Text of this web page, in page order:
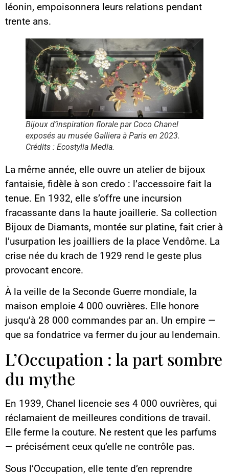
léonin, empoisonnera leurs relations pendant
trente ans.
Bijoux d’inspiration florale par Coco Chanel
exposés au musée Galliera à Paris en 2023.
Crédits : Ecostylia Media.
La même année, elle ouvre un atelier de bijoux
fantaisie, fidèle à son credo : l’accessoire fait la
tenue. En 1932, elle s’offre une incursion
fracassante dans la haute joaillerie. Sa collection
Bijoux de Diamants, montée sur platine, fait crier à
l’usurpation les joailliers de la place Vendôme. La
crise née du krach de 1929 rend le geste plus
provocant encore.
À la veille de la Seconde Guerre mondiale, la
maison emploie 4 000 ouvrières. Elle honore
jusqu’à 28 000 commandes par an. Un empire —
que sa fondatrice va fermer du jour au lendemain.
L’Occupation : la part sombre
du mythe
En 1939, Chanel licencie ses 4 000 ouvrières, qui
réclamaient de meilleures conditions de travail.
Elle ferme la couture. Ne restent que les parfums
— précisément ceux qu’elle ne contrôle pas.
Sous l’Occupation, elle tente d’en reprendre